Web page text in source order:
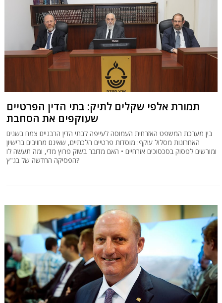
תמורת אלפי שקלים לתיק: בתי הדין הפרטיים
שעוקפים את הסחבת
בין מערכת המשפט האזרחית העמוסה לעייפה לבתי הדין הרבניים צמח בשנים
האחרונות מסלול עוקף: מוסדות פרטיים הלכתיים, שאינם מחויבים ברישיון
ומורשים לפסוק בסכסוכים אזרחיים • האם מדובר בשוק פרוץ מדי, ומה תעשה לו
הפסיקה החדשה של בג"ץ?